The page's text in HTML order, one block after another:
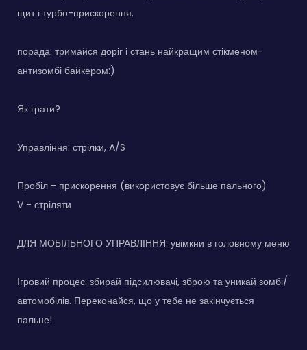
щит і турбо-прискорення.
порада: тримайся доріг і стань найкращим стікменом-
антизомбі байкером:)
Як грати?
Управління: стрілки, A/S
Пробіл - прискорення (використовує більше пального)
V - стріляти
ДЛЯ МОБІЛЬНОГО УПРАВЛІННЯ: увімкни в головному меню
Ігровий процес: збирай підсилювачі, зброю та уникай зомбі/
автомобілів. Переконайся, що у тебе не закінчується
пальне!